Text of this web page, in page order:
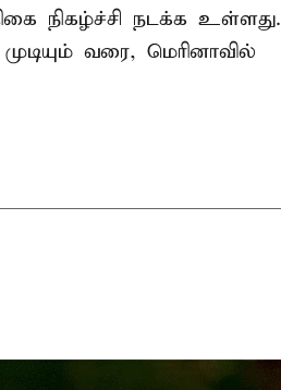
நிகழ்ச்சி நடக்க உள்ளது.
வரை, மெரினாவில்